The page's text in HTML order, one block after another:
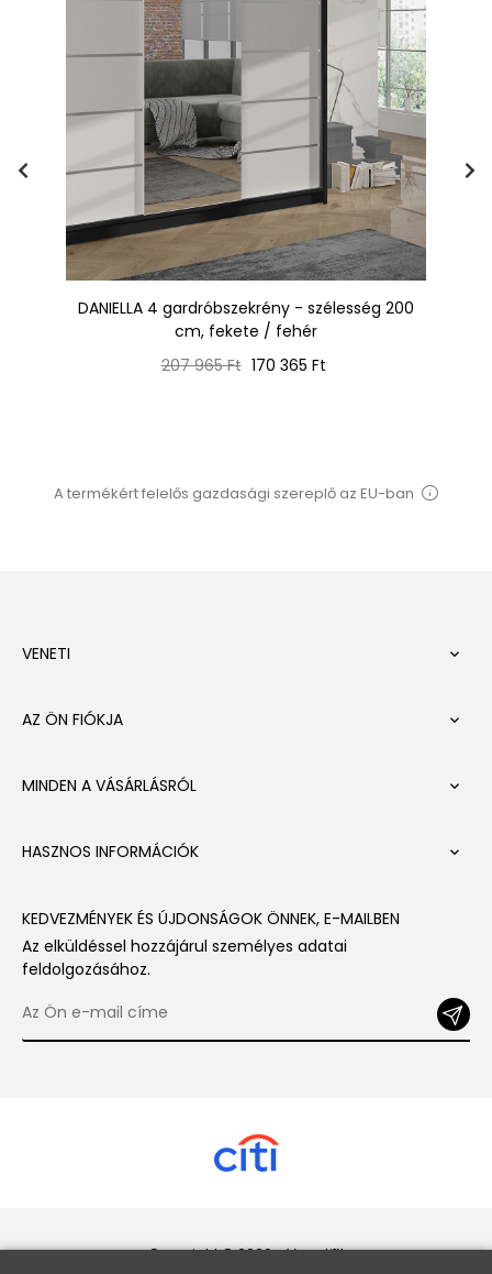
DANIELLA 4 gardróbszekrény - szélesség 200
cm, fekete / fehér
Normál
207 965 Ft Ár
170 365 Ft
A termékért felelős gazdasági szereplő az EU-ban
VENETI 
AZ ÖN FIÓKJA 
MINDEN A VÁSÁRLÁSRÓL 
HASZNOS INFORMÁCIÓK 
KEDVEZMÉNYEK ÉS ÚJDONSÁGOK ÖNNEK, E-MAILBEN
Az elküldéssel hozzájárul személyes adatai
feldolgozásához.
Copyright © 2026 - Veneti™